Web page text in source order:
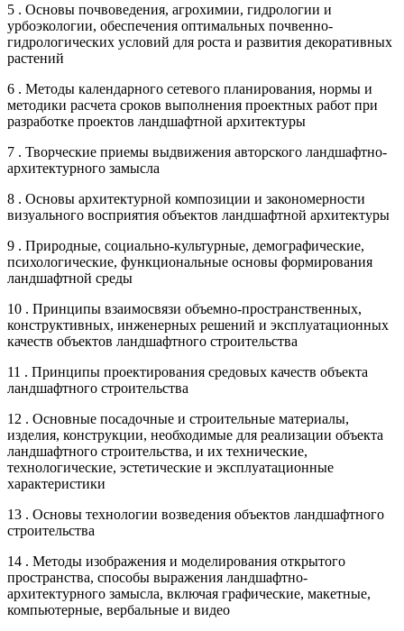
5 . Основы почвоведения, агрохимии, гидрологии и
урбоэкологии, обеспечения оптимальных почвенно-
гидрологических условий для роста и развития декоративных
растений
6 . Методы календарного сетевого планирования, нормы и
методики расчета сроков выполнения проектных работ при
разработке проектов ландшафтной архитектуры
7 . Творческие приемы выдвижения авторского ландшафтно-
архитектурного замысла
8 . Основы архитектурной композиции и закономерности
визуального восприятия объектов ландшафтной архитектуры
9 . Природные, социально-культурные, демографические,
психологические, функциональные основы формирования
ландшафтной среды
10 . Принципы взаимосвязи объемно-пространственных,
конструктивных, инженерных решений и эксплуатационных
качеств объектов ландшафтного строительства
11 . Принципы проектирования средовых качеств объекта
ландшафтного строительства
12 . Основные посадочные и строительные материалы,
изделия, конструкции, необходимые для реализации объекта
ландшафтного строительства, и их технические,
технологические, эстетические и эксплуатационные
характеристики
13 . Основы технологии возведения объектов ландшафтного
строительства
14 . Методы изображения и моделирования открытого
пространства, способы выражения ландшафтно-
архитектурного замысла, включая графические, макетные,
компьютерные, вербальные и видео